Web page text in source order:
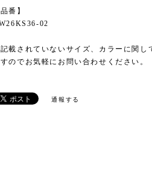
品番】
02
載されていないサイズ、カラーに関し
すのでお気軽にお問い合わせください。
通報する